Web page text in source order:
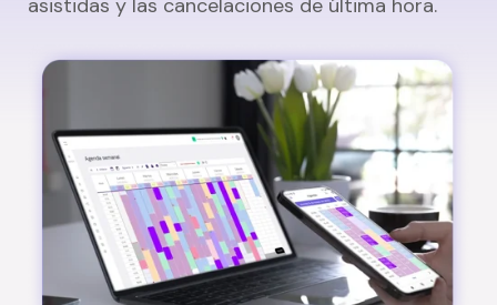
asistidas y las cancelaciones de última hora.